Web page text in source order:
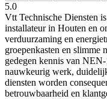
5.0
Vtt Technische Diensten
installateur in Houten en
verduurzaming en
groepenkasten en
gedegen kennis van
nauwkeurig werk,
diensten worden
betrouwbaarheid en